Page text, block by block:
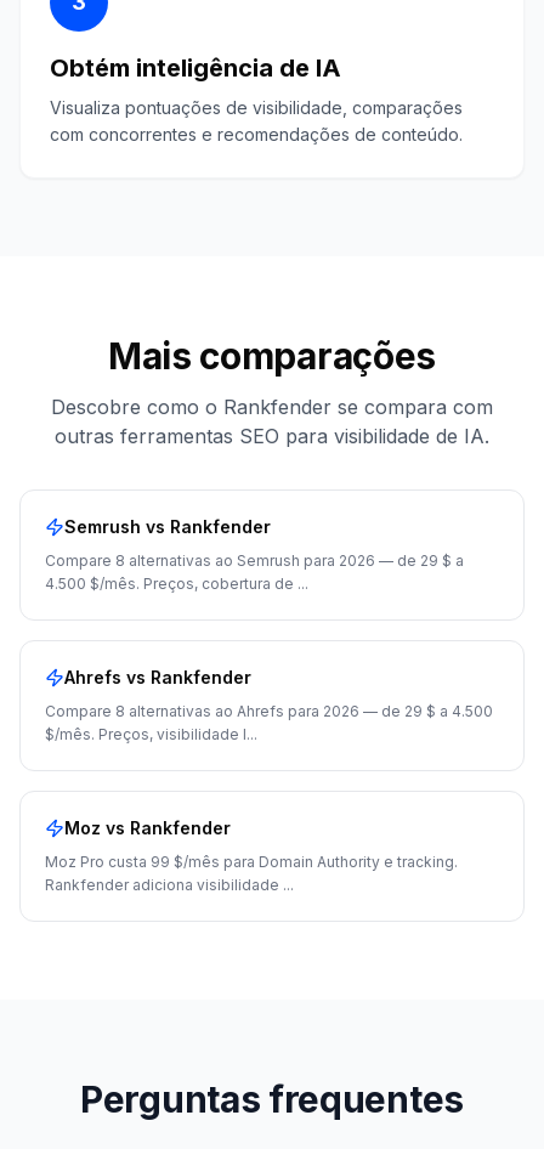
Obtém inteligência de IA
Visualiza pontuações de visibilidade, comparações
com concorrentes e recomendações de conteúdo.
Mais comparações
Descobre como o Rankfender se compara com
outras ferramentas SEO para visibilidade de IA.
Semrush vs Rankfender
Compare 8 alternativas ao Semrush para 2026 — de 29 $ a
4.500 $/mês. Preços, cobertura de ...
Ahrefs vs Rankfender
Compare 8 alternativas ao Ahrefs para 2026 — de 29 $ a 4.500
$/mês. Preços, visibilidade I...
Moz vs Rankfender
Moz Pro custa 99 $/mês para Domain Authority e tracking.
Rankfender adiciona visibilidade ...
Perguntas frequentes